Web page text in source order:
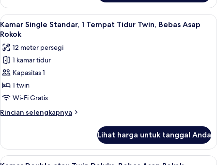
Kamar
Double
Standar,
Bebas
Rokok
Lihat
semua
foto
untuk
Kamar
Single
Standar,
1
Tempat
Tidur
Bebas
Asap
Kamar Single Standar, 1 Tempat
5
Kamar Single Standar, 1 Tempat Tidur Twin, Bebas Asap
Rokok
12 meter persegi
1 kamar tidur
Kapasitas 1
1 twin
Wi-Fi Gratis
Rincian selengkapnya
Rincian
Kamar
Single
Lihat harga untuk tanggal Anda
Lihat
Kamar Double atau Twin Deluks,